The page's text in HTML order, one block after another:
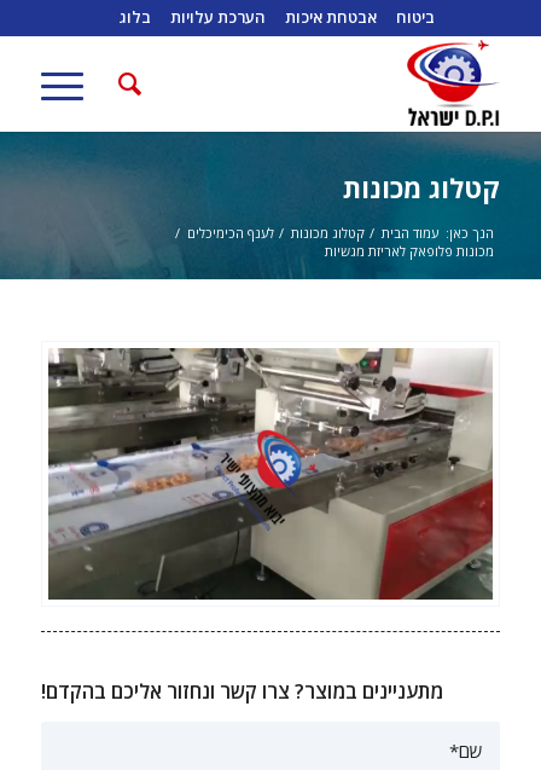
ביטוח אבטחת איכות הערכת עלויות בלוג
קטלוג מכונות
הנך כאן: עמוד הבית / קטלוג מכונות / לענף הכימיכלים /
מכונות פלופאק לאריזת מגשיות
מתעניינים במוצר? צרו קשר ונחזור אליכם בהקדם!